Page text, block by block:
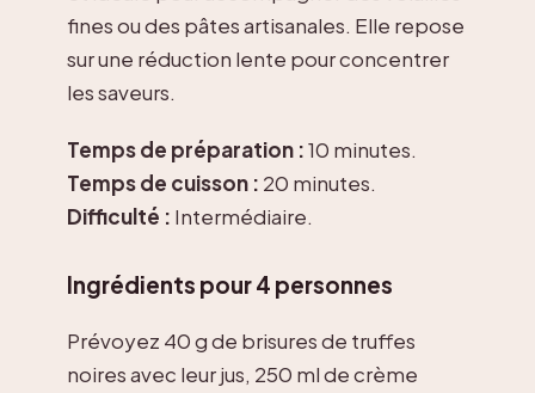
fines ou des pâtes artisanales. Elle repose
sur une réduction lente pour concentrer
les saveurs.
Temps de préparation :10 minutes.
Temps de cuisson : 20 minutes.
Difficulté : Intermédiaire.
Ingrédients pour 4 personnes
Prévoyez 40 g de brisures de truffes
noires avec leur jus, 250 ml de crème